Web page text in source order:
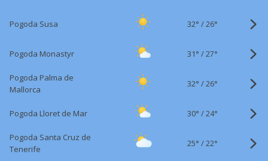
Pogoda Susa 32° /26°
Pogoda Monastyr 31° /27°
Pogoda Palma de
Mallorca
32° /26°
Pogoda Lloret de Mar 30° /24°
Pogoda Santa Cruz de
Tenerife
25° /22°